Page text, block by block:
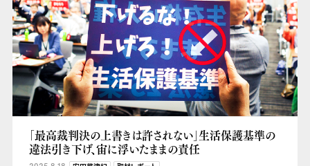
「最高裁判決の上書きは許されない」生活保護基準の
違法引き下げ、宙に浮いたままの責任